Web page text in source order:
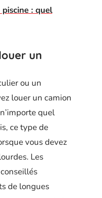
: quel
un
ou un
louer un camion
quel
ce type de
vous devez
Les
de longues